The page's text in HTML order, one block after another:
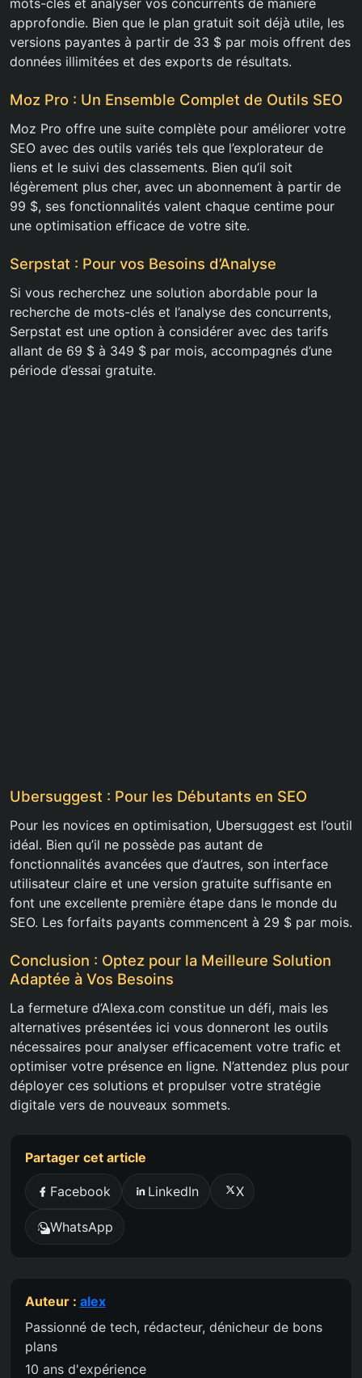
mots-clés et analyser vos concurrents de manière
approfondie. Bien que le plan gratuit soit déjà utile, les
versions payantes à partir de 33 $ par mois offrent des
données illimitées et des exports de résultats.
Moz Pro : Un Ensemble Complet de Outils SEO
Moz Pro offre une suite complète pour améliorer votre
SEO avec des outils variés tels que l’explorateur de
liens et le suivi des classements. Bien qu’il soit
légèrement plus cher, avec un abonnement à partir de
99 $, ses fonctionnalités valent chaque centime pour
une optimisation efficace de votre site.
Serpstat : Pour vos Besoins d’Analyse
Si vous recherchez une solution abordable pour la
recherche de mots-clés et l’analyse des concurrents,
Serpstat est une option à considérer avec des tarifs
allant de 69 $ à 349 $ par mois, accompagnés d’une
période d’essai gratuite.
Ubersuggest : Pour les Débutants en SEO
Pour les novices en optimisation, Ubersuggest est l’outil
idéal. Bien qu’il ne possède pas autant de
fonctionnalités avancées que d’autres, son interface
utilisateur claire et une version gratuite suffisante en
font une excellente première étape dans le monde du
SEO. Les forfaits payants commencent à 29 $ par mois.
Conclusion : Optez pour la Meilleure Solution
Adaptée à Vos Besoins
La fermeture d’Alexa.com constitue un défi, mais les
alternatives présentées ici vous donneront les outils
nécessaires pour analyser efficacement votre trafic et
optimiser votre présence en ligne. N’attendez plus pour
déployer ces solutions et propulser votre stratégie
digitale vers de nouveaux sommets.
Partager cet article
Facebook LinkedIn X
WhatsApp
Auteur : alex
Passionné de tech, rédacteur, dénicheur de bons
plans
10 ans d'expérience